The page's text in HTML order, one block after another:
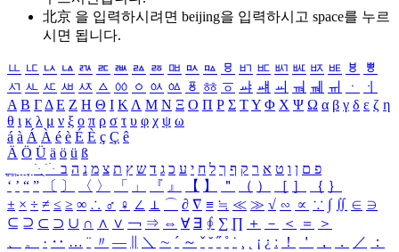
北京 을 입력하시려면 beijing을 입력하시고 space를 누르
시면 됩니다.
ㅥ ㅦ ㅧ ㅨ ㅩ ㅪ ㅫ ㅬ ㅭ ㅮ ㅯ ㅰ ㅱ ㅲ ㅳ ㅴ ㅵ ㅶ ㅷ ㅸ
ㅹ
ㅺ ㅻ ㅼ ㅽ ㅾ ㅿ ㆀ ㆁ ㆂ ㆃ ㆄ ㆅ ㆆ ㆇ ㆈ ㆉ ㆊ ㆋ ㆌ ㆍ
ㆎ
Α Β ΓΔ Ε Ζ Η Θ Ι ΚΛ Μ Ν Ξ Ο Π Ρ Σ ΤΥ Φ Χ Ψ Ω α β γ δ ε ζ η
θ ι κ λ μ ν ξ ο π ρ σ τ υ φ χ ψ ω
á à Á À é è É È ç Ç ê
Ä Ö Ü ä ö ü ß
ִֶֹ ֻּ ׁׂ פ ם ן ו ט א ר ק ף ך ל ח י ע כ ג ד ש ץ ת צ מ נ ה ב
‘ ’ “ ” 〔 〕 〈 〉 「 」 『 』 【 】 ＂ （ ） ［ ］ ｛ ｝
± × ÷ ≠ ≤ ≥ ∞ ∴ ♂ ♀ ∠ ⊥ ⌒ ∂ ∇ ≡ ≒ ≪ ≫ √ ∽ ∝ ∵ ∫ ∬ ∈ ∋
⊆ ⊇ ⊂ ⊃ ∪ ∩ ∧ ∨ ￢ ⇒ ⇔ ∀ ∃ ∮ ∑ ∏ ＋ － ＜ ＝
＞
、
。 · ‥ … ¨ 〃 ― ＼ ∼ ´ ～ ˇ ˘ ˝ ˚ ˙ ¸ ¡ ¿ ː ！ ＇ ， ． ／
：